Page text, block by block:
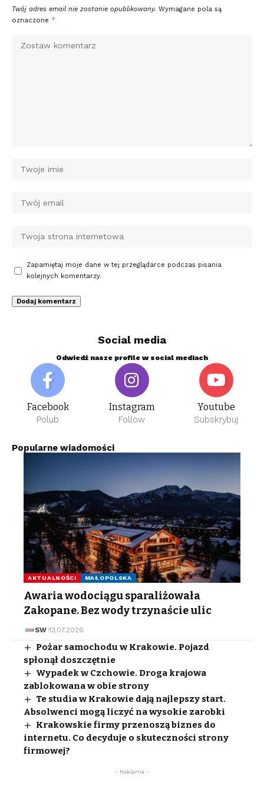
Twój adres email nie zostanie opublikowany. Wymagane pola są
oznaczone *
Zapamiętaj moje dane w tej przeglądarce podczas pisania
kolejnych komentarzy.
Social media
Odwiedź nasze profile w social mediach
Facebook
Polub
Instagram
Follow
Youtube
Subskrybuj
Popularne wiadomości
AKTUALNOŚCI MAŁOPOLSKA
Awaria wodociągu sparaliżowała
Zakopane. Bez wody trzynaście ulic
SW 13.07.2026
Pożar samochodu w Krakowie. Pojazd
spłonął doszczętnie
Wypadek w Czchowie. Droga krajowa
zablokowana w obie strony
Te studia w Krakowie dają najlepszy start.
Absolwenci mogą liczyć na wysokie zarobki
Krakowskie firmy przenoszą biznes do
internetu. Co decyduje o skuteczności strony
firmowej?
- Reklama -